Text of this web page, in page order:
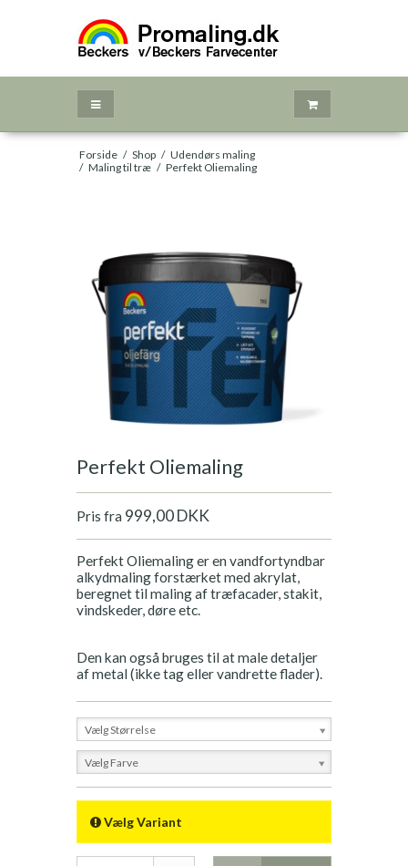
Forside / Shop / Udendørs maling
/ Maling til træ / Perfekt Oliemaling
Perfekt Oliemaling
Pris fra 999,00 DKK
Perfekt Oliemaling er en vandfortyndbar
alkydmaling forstærket med akrylat,
beregnet til maling af træfacader, stakit,
vindskeder, døre etc.
Den kan også bruges til at male detaljer
af metal (ikke tag eller vandrette flader).
Vælg Størrelse
Vælg Farve
Vælg Variant